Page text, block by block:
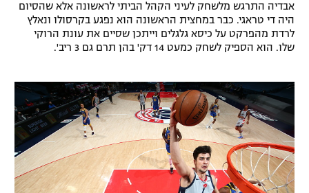
אבדיה התרגש מלשחק לעיני הקהל הביתי לראשונה אלא שהסיום
היה די טראגי. כבר במחצית הראשונה הוא נפגע בקרסולו ונאלץ
לרדת מהפרקט על כיסא גלגלים וייתכן שסיים את עונת הרוקי
שלו. הוא הספיק לשחק כמעט 14 דק' בהן תרם גם 3 ריב'.